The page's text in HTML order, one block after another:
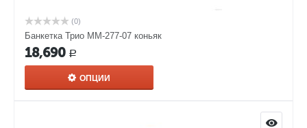
(0)
Банкетка Трио ММ-277-07 коньяк
18,690 Р
ОПЦИИ